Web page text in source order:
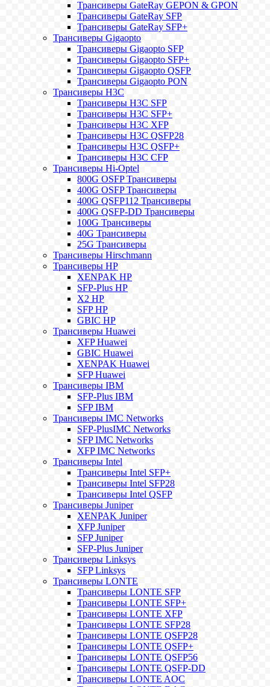
Трансиверы GateRay GEPON & GPON
Трансиверы GateRay SFP
Трансиверы GateRay SFP+
Трансиверы Gigaopto
Трансиверы Gigaopto SFP
Трансиверы Gigaopto SFP+
Трансиверы Gigaopto QSFP
Трансиверы Gigaopto PON
Трансиверы H3C
Трансиверы H3C SFP
Трансиверы H3C SFP+
Трансиверы H3C XFP
Трансиверы H3C QSFP28
Трансиверы H3C QSFP+
Трансиверы H3C CFP
Трансиверы Hi-Optel
800G OSFP Трансиверы
400G OSFP Трансиверы
400G QSFP112 Трансиверы
400G QSFP-DD Трансиверы
100G Трансиверы
40G Трансиверы
25G Трансиверы
Трансиверы Hirschmann
Трансиверы HP
XENPAK HP
SFP-Plus HP
X2 HP
SFP HP
GBIC HP
Трансиверы Huawei
XFP Huawei
GBIC Huawei
XENPAK Huawei
SFP Huawei
Трансиверы IBM
SFP-Plus IBM
SFP IBM
Трансиверы IMC Networks
SFP-PlusIMC Networks
SFP IMC Networks
XFP IMC Networks
Трансиверы Intel
Трансиверы Intel SFP+
Трансиверы Intel SFP28
Трансиверы Intel QSFP
Трансиверы Juniper
XENPAK Juniper
XFP Juniper
SFP Juniper
SFP-Plus Juniper
Трансиверы Linksys
SFP Linksys
Трансиверы LONTE
Трансиверы LONTE SFP
Трансиверы LONTE SFP+
Трансиверы LONTE XFP
Трансиверы LONTE SFP28
Трансиверы LONTE QSFP28
Трансиверы LONTE QSFP+
Трансиверы LONTE QSFP56
Трансиверы LONTE QSFP-DD
Трансиверы LONTE AOC